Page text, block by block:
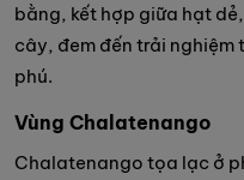
bằng, kết hợp giữa hạt
cây, đem đến trải
phú.
Vùng Chalatenango
Chalatenango tọa lạc ở